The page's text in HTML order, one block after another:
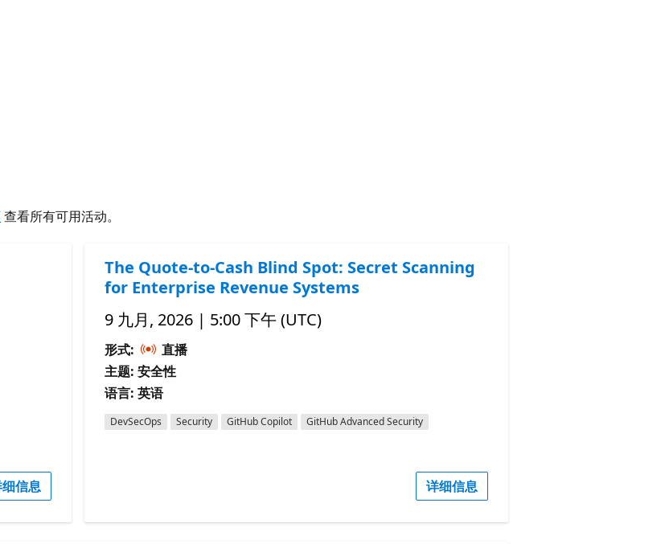
查看所有可用活动。
信息
The Quote-to-Cash Blind Spot: Secret Scanning
for Enterprise Revenue Systems
9 九月, 2026 | 5:00 下午 (UTC)
形式:
直播
主题: 安全性
语言: 英语
DevSecOps Security GitHub Copilot GitHub Advanced Security
详细信息